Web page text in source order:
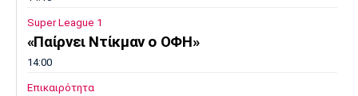
Μονακό
Ερυθρός
Super League 1
«Παίρνει Ντίκμαν ο ΟΦΗ»
14:00
Επικαιρότητα